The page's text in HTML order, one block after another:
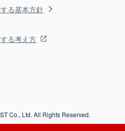
る基本方針
る考え方
Co., Ltd. All Rights Reserved.